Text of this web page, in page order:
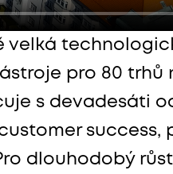
velká
pro 80 trhů
s devadesáti
success,
dlouhodobý